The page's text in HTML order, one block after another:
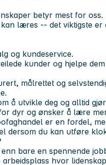
betyr mest for oss.
læres -- det viktigste
og kundeservice.
kunder og hjelpe
målrettet og
å utvikle deg og alltid
dyr og ønsker å lære
er en fordel,
dersom du kan utføre
bare en spennende
hvor